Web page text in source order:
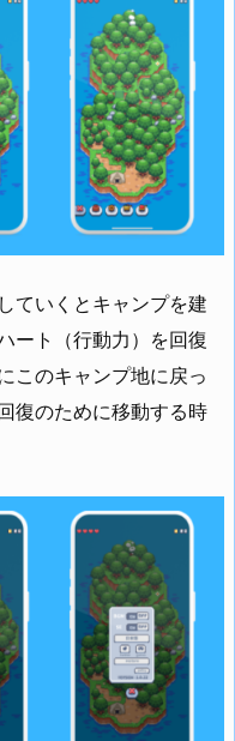
ていくとキャンプを建
ート（行動力）を回復
このキャンプ地に戻っ
復のために移動する時